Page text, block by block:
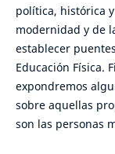
política, histórica
modernidad y de
establecer
Educación Física.
expondremos
sobre aquellas
son las personas